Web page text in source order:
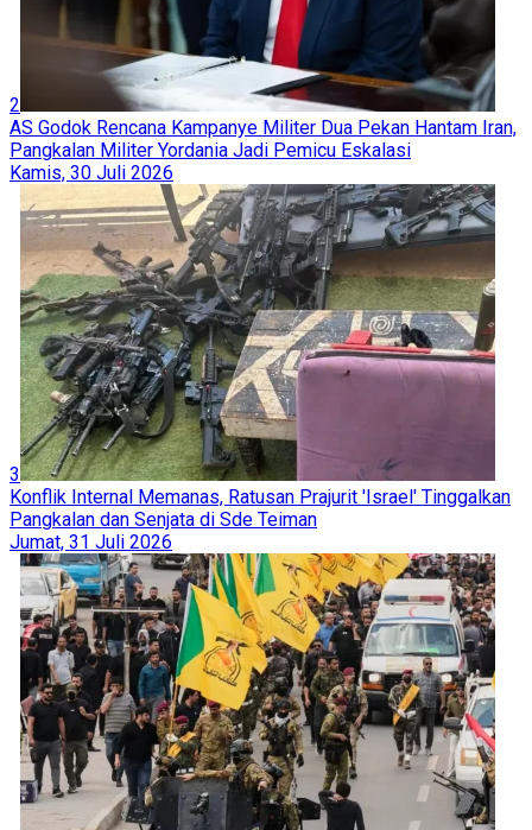
2
AS Godok Rencana Kampanye Militer Dua Pekan Hantam Iran,
Pangkalan Militer Yordania Jadi Pemicu Eskalasi
Kamis, 30 Juli 2026
3
Konflik Internal Memanas, Ratusan Prajurit 'Israel' Tinggalkan
Pangkalan dan Senjata di Sde Teiman
Jumat, 31 Juli 2026